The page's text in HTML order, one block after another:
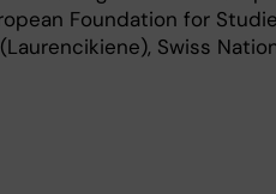
Foundation for
Swiss